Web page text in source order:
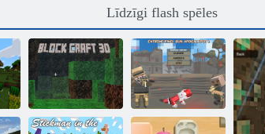
Līdzīgi flash spēles